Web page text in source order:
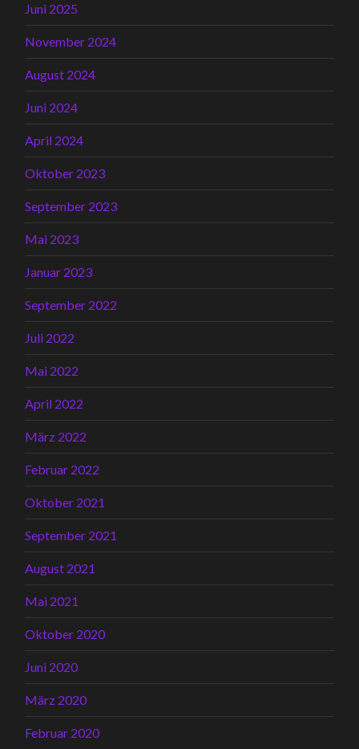
Juni 2025
November 2024
August 2024
Juni 2024
April 2024
Oktober 2023
September 2023
Mai 2023
Januar 2023
September 2022
Juli 2022
Mai 2022
April 2022
März 2022
Februar 2022
Oktober 2021
September 2021
August 2021
Mai 2021
Oktober 2020
Juni 2020
März 2020
Februar 2020